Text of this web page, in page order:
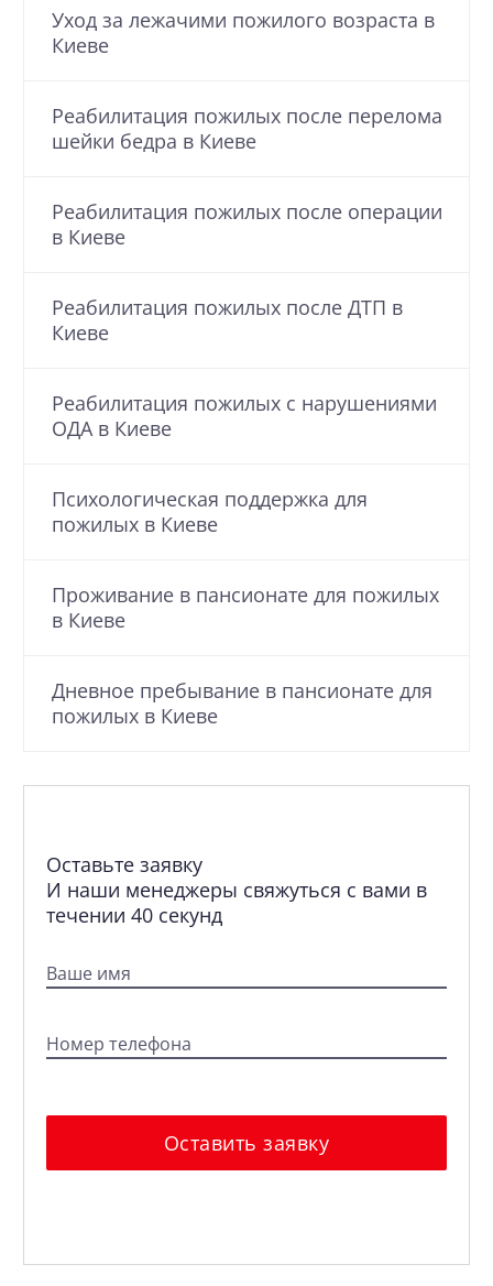
Уход за лежачими пожилого возраста в
Киеве
Реабилитация пожилых после перелома
шейки бедра в Киеве
Реабилитация пожилых после операции
в Киеве
Реабилитация пожилых после ДТП в
Киеве
Реабилитация пожилых с нарушениями
ОДА в Киеве
Психологическая поддержка для
пожилых в Киеве
Проживание в пансионате для пожилых
в Киеве
Дневное пребывание в пансионате для
пожилых в Киеве
Оставьте заявку
И наши менеджеры свяжуться с вами в
течении 40 секунд
Ваше имя
Номер телефона
Оставить заявку